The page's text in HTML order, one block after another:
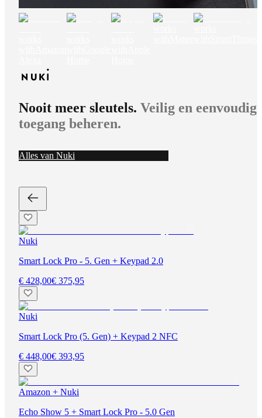
Nooit meer sleutels. Veilig en eenvoudig
toegang beheren.
Alles van Nuki
Nuki
Smart Lock Pro - 5. Gen + Keypad 2.0
€ 428,00€ 375,95
Nuki
Smart Lock Pro (5. Gen) + Keypad 2 NFC
€ 448,00€ 393,95
Amazon + Nuki
Echo Show 5 + Smart Lock Pro - 5.0 Gen